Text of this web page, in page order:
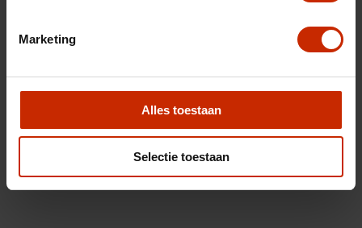
Marketing
Alles toestaan
Selectie toestaan